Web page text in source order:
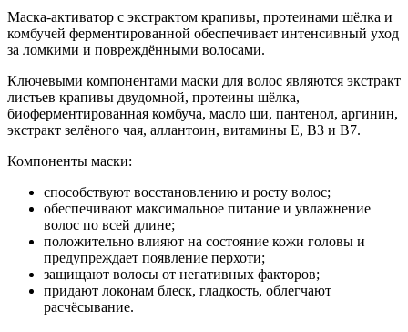
Маска-активатор с экстрактом крапивы, протеинами шёлка и
комбучей ферментированной обеспечивает интенсивный уход
за ломкими и повреждёнными волосами.
Ключевыми компонентами маски для волос являются экстракт
листьев крапивы двудомной, протеины шёлка,
биоферментированная комбуча, масло ши, пантенол, аргинин,
экстракт зелёного чая, аллантоин, витамины Е, В3 и В7.
Компоненты маски:
способствуют восстановлению и росту волос;
обеспечивают максимальное питание и увлажнение
волос по всей длине;
положительно влияют на состояние кожи головы и
предупреждает появление перхоти;
защищают волосы от негативных факторов;
придают локонам блеск, гладкость, облегчают
расчёсывание.